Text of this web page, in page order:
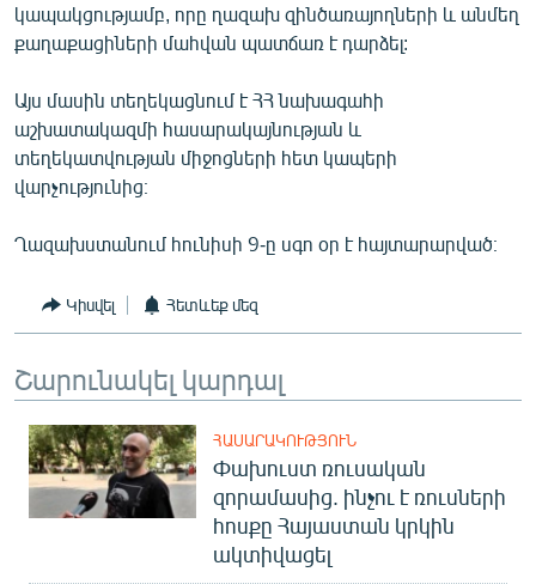
ԲԱՆԱՎԵՃ
ՓՈԴՔԱՍԹ
Հայերեն
ՀԵՏԵՎԵՔ ՄԵԶ
«Ազատության» բոլոր կայքերը
կապակցությամբ, որը ղազախ զինծառայողների և անմեղ
քաղաքացիների մահվան պատճառ է դարձել:
Այս մասին տեղեկացնում է ՀՀ նախագահի
աշխատակազմի հասարակայնության և
տեղեկատվության միջոցների հետ կապերի
վարչությունից։
Ղազախստանում հունիսի 9-ը սգո օր է հայտարարված։
Կիսվել Հետևեք մեզ
Շարունակել կարդալ
ՀԱՍԱՐԱԿՈՒԹՅՈՒՆ
Փախուստ ռուսական
զորամասից. ինչու է ռուսների
հոսքը Հայաստան կրկին
ակտիվացել